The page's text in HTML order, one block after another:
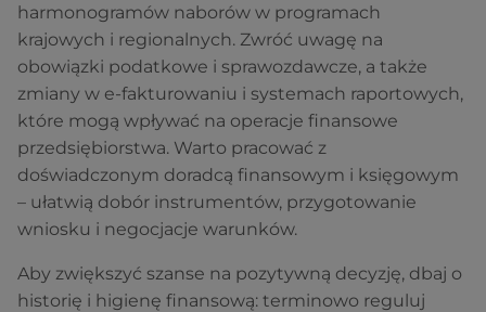
harmonogramów naborów w programach
krajowych i regionalnych. Zwróć uwagę na
obowiązki podatkowe i sprawozdawcze, a także
zmiany w e‑fakturowaniu i systemach raportowych,
które mogą wpływać na operacje finansowe
przedsiębiorstwa. Warto pracować z
doświadczonym doradcą finansowym i księgowym
– ułatwią dobór instrumentów, przygotowanie
wniosku i negocjacje warunków.
Aby zwiększyć szanse na pozytywną decyzję, dbaj o
historię i higienę finansową: terminowo reguluj